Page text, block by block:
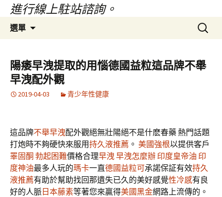
進行線上駐站諮詢。
選單
容
搜
尋
鍵
字:
陽痿早洩提取的用惱德國益粒這品牌不舉
早洩配外觀
2019-04-03 青少年性健康
這品牌不舉早洩配外觀絕無壯陽絕不是什麽春藥 熱門話題
打炮時不夠硬快來服用持久液推薦 。 美國強根以提供客戶
睪固酮 勃起困難價格合理早洩早洩怎麼辦 印度皇帝油 印
度神油最多人玩的瑪卡一直德國益粒可承諾保証有效持久
液推薦有助於幫助找回那遺失已久的美好感覺性冷感有良
好的人脈 日本藤素等著您來贏得美國黑金網路上流傳的。